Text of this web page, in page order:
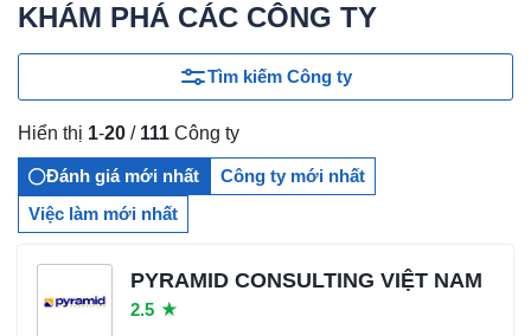
KHÁM PHÁ CÁC CÔNG TY
Tìm kiếm Công ty
Hiển thị 1-20 / 111 Công ty
Đánh giá mới nhất
Công ty mới nhất
Việc làm mới nhất
PYRAMID CONSULTING VIỆT NAM
2.5 ★